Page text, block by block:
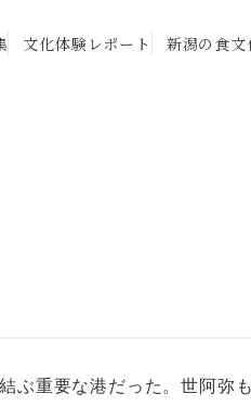
文化体験レポート 新潟の食文
ぶ重要な港だった。世阿弥